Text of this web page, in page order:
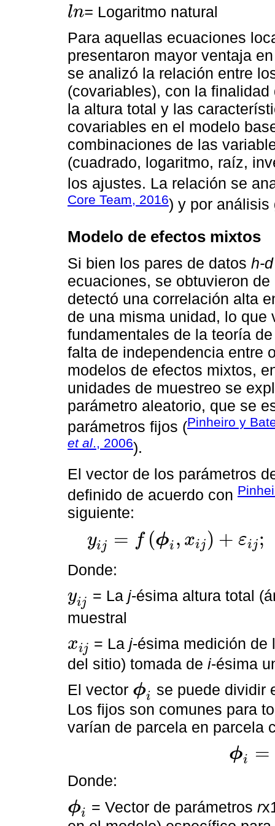
ln
ln = Logaritmo natural
Para aquellas ecuaciones
presentaron mayor ventaja
se analizó la relación entre
(covariables), con la
la altura total y las
covariables en el modelo
combinaciones de las
(cuadrado, logaritmo, raíz,
los ajustes. La relación se
Core Team, 2016) y por análisis
Modelo de efectos mixtos
Si bien los pares de datos h-d
ecuaciones, se obtuvieron
detectó una correlación alta
de una misma unidad, lo
fundamentales de la teoría
falta de independencia entre
modelos de efectos mixtos,
unidades de muestreo se
parámetro aleatorio, que se
parámetros fijos (Pinheiro y
et al., 2006).
El vector de los parámetros
definido de acuerdo con
siguiente:
yij = f (ϕi , xij) + εij;
yij=f ϕ xij+ε ϕi= A λ+Bibi
Donde:
yij
yij = Laj-ésima altura total
muestral
xij
xij = Laj-ésima medición de
del sitio) tomada de i-ésima
El vector ϕi
ϕi
se puede dividir
Los fijos son comunes para
varían de parcela en parcela
ϕi =
ϕi=Ai +Bib
Donde:
ϕi
ϕi = Vector de parámetrosr